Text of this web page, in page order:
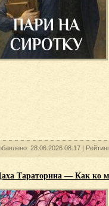
28.06.2026 08:17 |
Тараторина — Как ко